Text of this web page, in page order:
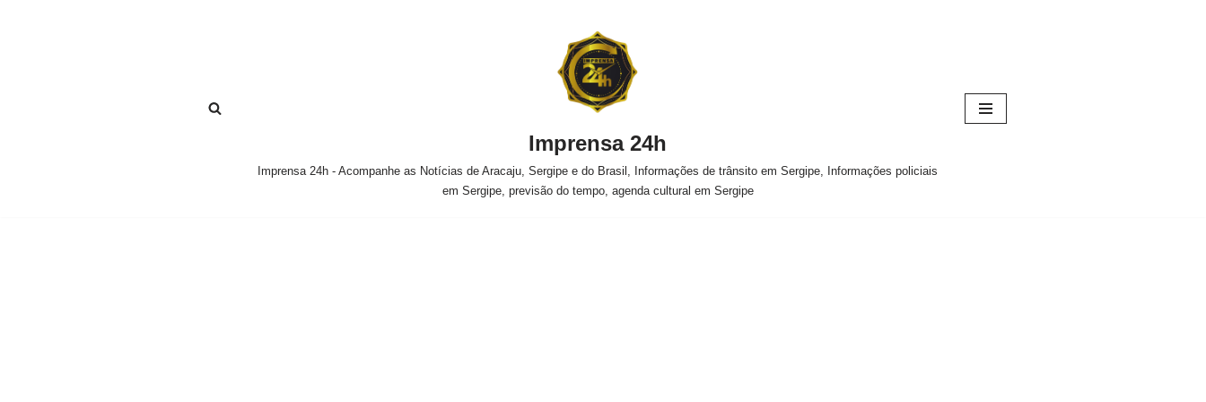
Imprensa 24h
Imprensa 24h - Acompanhe as Notícias de Aracaju, Sergipe e do Brasil, Informações de trânsito em Sergipe, Informações policiais
em Sergipe, previsão do tempo, agenda cultural em Sergipe